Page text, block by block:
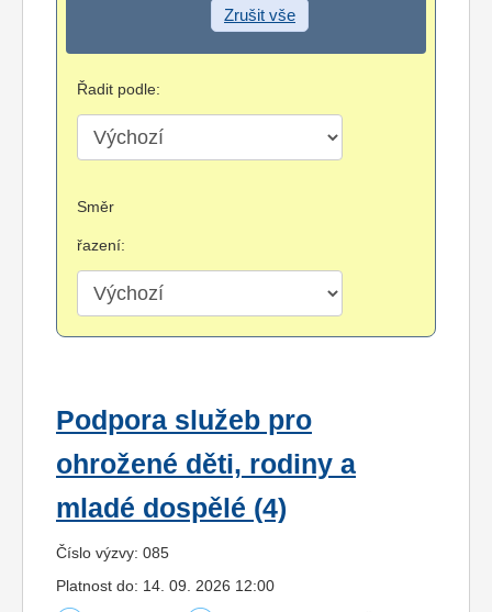
Zrušit vše
Řadit podle:
Směr
řazení:
Podpora služeb pro
ohrožené děti, rodiny a
mladé dospělé (4)
Číslo výzvy: 085
Platnost do: 14. 09. 2026 12:00